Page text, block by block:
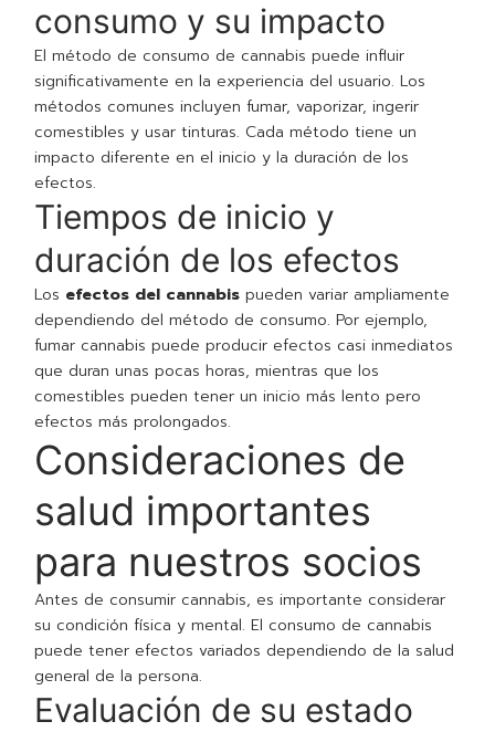
consumo y su impacto
El método de consumo de cannabis puede influir
significativamente en la experiencia del usuario. Los
métodos comunes incluyen fumar, vaporizar, ingerir
comestibles y usar tinturas. Cada método tiene un
impacto diferente en el inicio y la duración de los
efectos.
Tiempos de inicio y
duración de los efectos
Los efectos del cannabis pueden variar ampliamente
dependiendo del método de consumo. Por ejemplo,
fumar cannabis puede producir efectos casi inmediatos
que duran unas pocas horas, mientras que los
comestibles pueden tener un inicio más lento pero
efectos más prolongados.
Consideraciones de
salud importantes
para nuestros socios
Antes de consumir cannabis, es importante considerar
su condición física y mental. El consumo de cannabis
puede tener efectos variados dependiendo de la salud
general de la persona.
Evaluación de su estado